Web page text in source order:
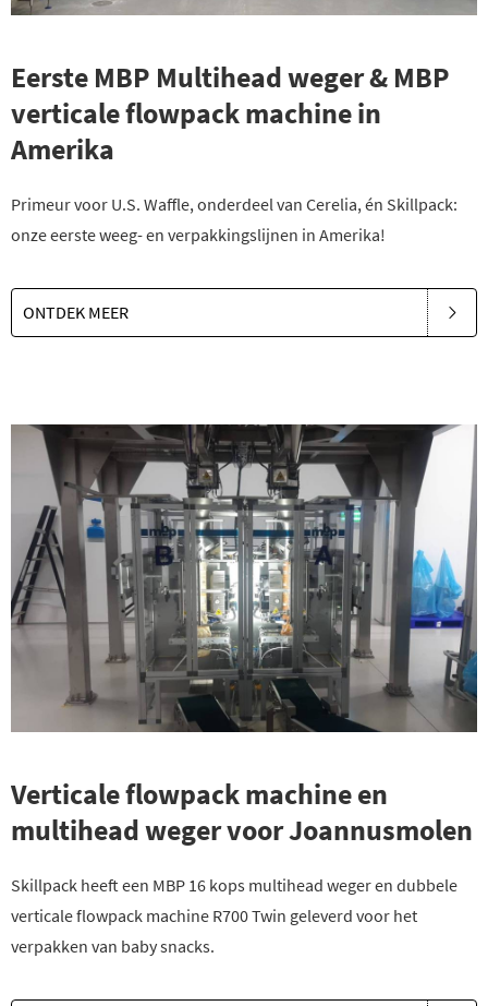
Eerste MBP Multihead weger & MBP
verticale flowpack machine in
Amerika
Primeur voor U.S. Waffle, onderdeel van Cerelia, én Skillpack:
onze eerste weeg- en verpakkingslijnen in Amerika!
ONTDEK MEER
Verticale flowpack machine en
multihead weger voor Joannusmolen
Skillpack heeft een MBP 16 kops multihead weger en dubbele
verticale flowpack machine R700 Twin geleverd voor het
verpakken van baby snacks.